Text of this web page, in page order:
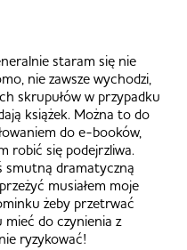
staram się nie
nie zawsze wychodzi,
skrupułów w przypadku
książek. Można to do
do e-booków,
robić się podejrzliwa.
smutną dramatyczną
musiałem moje
żeby przetrwać
mieć do czynienia z
ryzykować!